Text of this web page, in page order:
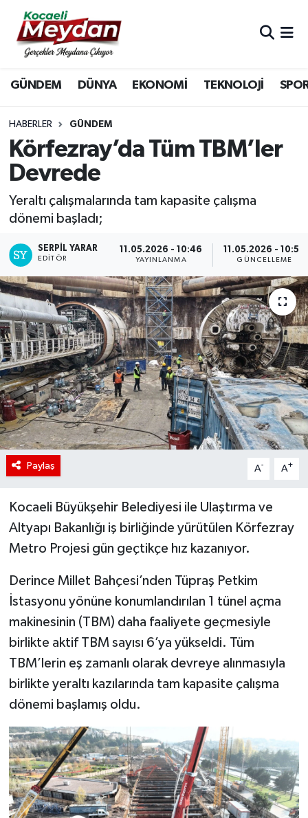
GÜNDEM DÜNYA EKONOMİ TEKNOLOJİ
HABERLER GÜNDEM
Körfezray’da Tüm TBM’ler
Devrede
Yeraltı çalışmalarında tam kapasite çalışma
dönemi başladı;
SERPİL YARAR
EDITÖR
11.05.2026 - 10:46
YAYINLANMA
11.05.2026 - 10:58
GÜNCELLEME
Paylaş A- A+
Kocaeli Büyükşehir Belediyesi ile Ulaştırma ve
Altyapı Bakanlığı iş birliğinde yürütülen Körfezray
Metro Projesi gün geçtikçe hız kazanıyor.
Derince Millet Bahçesi’nden Tüpraş Petkim
İstasyonu yönüne konumlandırılan 1 tünel açma
makinesinin (TBM) daha faaliyete geçmesiyle
birlikte aktif TBM sayısı 6’ya yükseldi. Tüm
TBM’lerin eş zamanlı olarak devreye alınmasıyla
birlikte yeraltı kazılarında tam kapasite çalışma
dönemi başlamış oldu.
Nöbetçi Eczaneler
Hava Durumu
Trafik Durumu
Süper Lig Puan Durumu ve Fikstür
Son Dakika Haberleri
Haber Arşivi